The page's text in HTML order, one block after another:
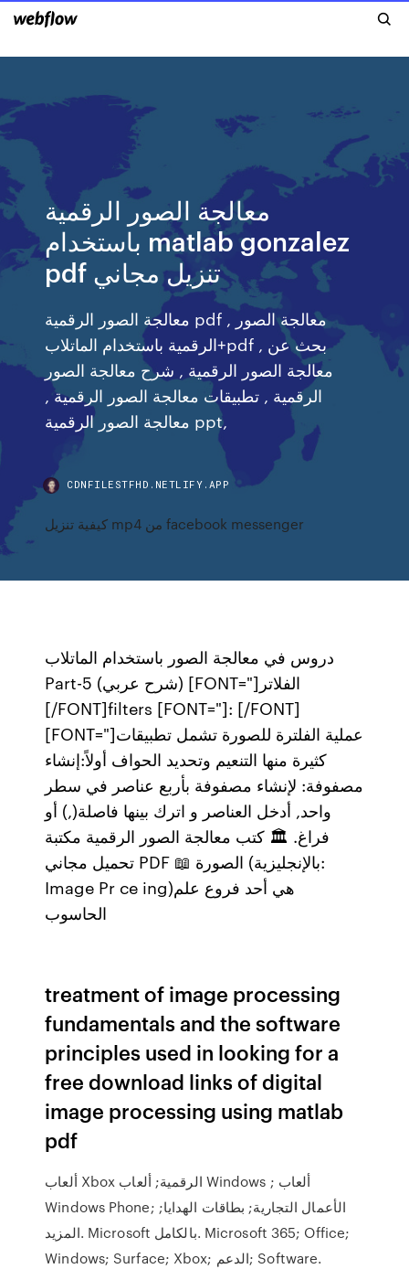
معالجة الصور الرقمية
باستخدام matlab gonzalez
pdf تنزيل مجاني
معالجة الصور الرقمية pdf , معالجة الصور
الرقمية باستخدام الماتلاب+pdf , بحث عن
معالجة الصور الرقمية , شرح معالجة الصور
الرقمية , تطبيقات معالجة الصور الرقمية ,
معالجة الصور الرقمية ppt,
CDNFILESTFHD.NETLIFY.APP
كيفية تنزيل mp4 من facebook messenger
دروس في معالجة الصور باستخدام الماتلاب
Part-5 (شرح عربي) [FONT="]الفلاتر
[/FONT]filters [FONT="]: [/FONT]
[FONT="]عملية الفلترة للصورة تشمل تطبيقات
كثيرة منها التنعيم وتحديد الحواف أولاً:إنشاء
مصفوفة: لإنشاء مصفوفة بأربع عناصر في سطر
واحد, أدخل العناصر و اترك بينها فاصلة(,) أو
فراغ. 🏛 كتب معالجة الصور الرقمية مكتبة
تحميل مجاني PDF 📖 الصورة (بالإنجليزية:
Image Pr ce ing)‏ هي أحد فروع علم
الحاسوب
treatment of image processing
fundamentals and the software
principles used in looking for a
free download links of digital
image processing using matlab
pdf
ألعاب Xbox الرقمية; ألعاب Windows ; ألعاب
Windows Phone; الأعمال التجارية; بطاقات الهدايا;
المزيد. Microsoft بالكامل. Microsoft 365; Office;
Windows; Surface; Xbox; الدعم; Software.